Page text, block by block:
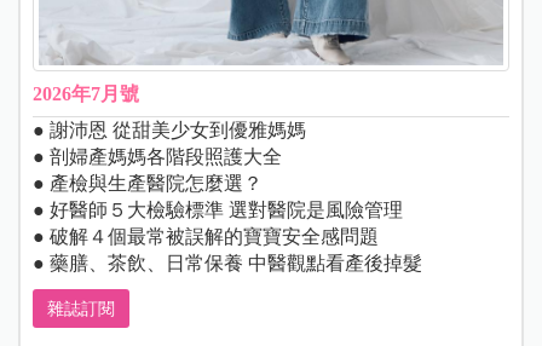
2026年7月號
● 謝沛恩 從甜美少女到優雅媽媽
● 剖婦產媽媽各階段照護大全
● 產檢與生產醫院怎麼選？
● 好醫師５大檢驗標準 選對醫院是風險管理
● 破解４個最常被誤解的寶寶安全感問題
● 藥膳、茶飲、日常保養 中醫觀點看產後掉髮
雜誌訂閱